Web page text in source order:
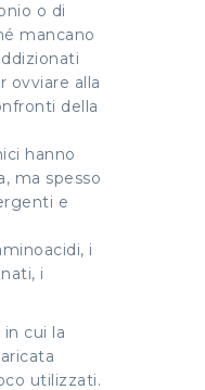
o di
mancano
ovviare alla
della
hanno
ma spesso
e
i
i
cui la
utilizzati.